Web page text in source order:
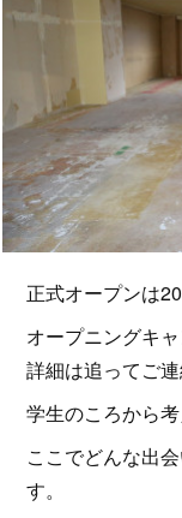
正式オープンは
オープニングキ
詳細は追ってご連
学生のころから
ここでどんな出
す。